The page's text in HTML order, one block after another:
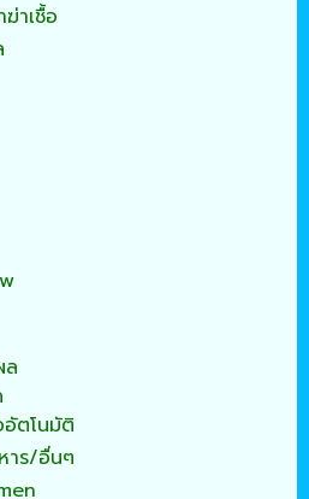
าเชื้อ
ล
อัตโนมัติ
าร/อื่นๆ